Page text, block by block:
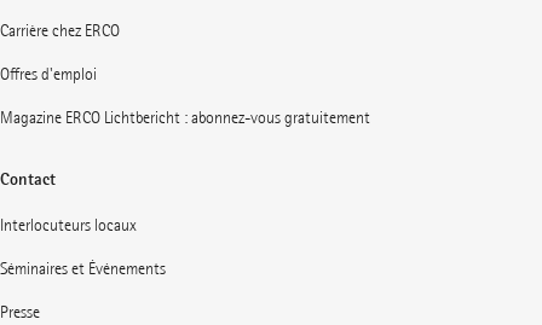
Carrière chez ERCO
Offres d'emploi
Magazine ERCO Lichtbericht : abonnez-vous gratuitement
Contact
Interlocuteurs locaux
Séminaires et Événements
Presse